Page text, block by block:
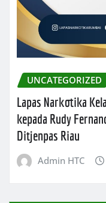
UNCATEGORIZED
Lapas Narkotika
kepada Rudy
Ditjenpas Riau
Admin HTC